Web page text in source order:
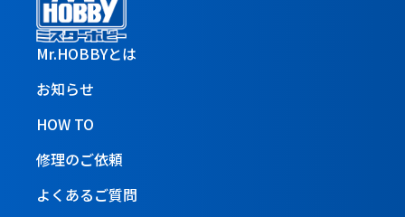
Mr.HOBBYとは
お知らせ
HOW TO
修理のご依頼
よくあるご質問